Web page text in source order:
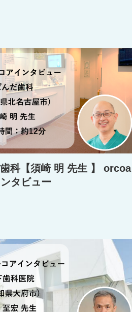
科【須崎 明 先生 】 orcoa
タビュー